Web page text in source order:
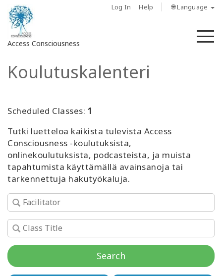
Log In Help 🌐 Language
Access Consciousness
Sign
Your
About
Access
Bars
Regions
Koulutukset
Koulutuskalenteri
Scheduled Classes: 1
Tutki luetteloa kaikista tulevista Access
Consciousness -koulutuksista,
onlinekoulutuksista, podcasteista, ja muista
tapahtumista käyttämällä avainsanoja tai
tarkennettuja hakutyökaluja.
Search